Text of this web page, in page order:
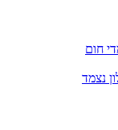
חום
נצמד